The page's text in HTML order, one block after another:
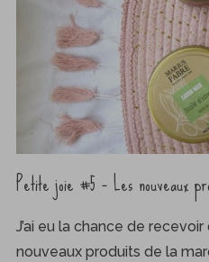
Petite joie #5 – Les nouveaux
J’ai eu la chance de
nouveaux produits de la